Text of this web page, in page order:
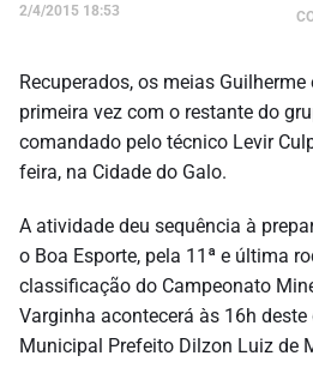
2/4/2015 18:53
Recuperados, os meias
primeira vez com o restante do
comandado pelo técnico Levir
feira, na Cidade do Galo.
A atividade deu sequência à
o Boa Esporte, pela 11ª e última
classificação do Campeonato
Varginha acontecerá às 16h
Municipal Prefeito Dilzon Luiz de